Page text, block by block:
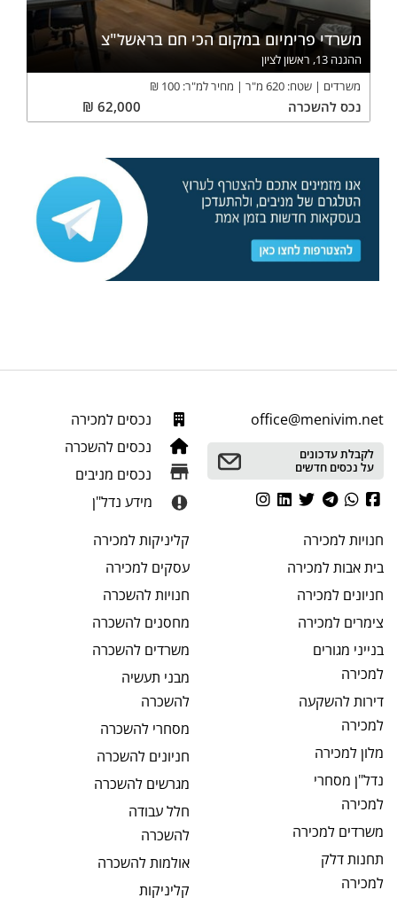
משרדי פרימיום במקום הכי חם בראשל"צ
ההגנה 13, ראשון לציון
משרדים
שטח: 620 מ"ר מחיר למ"ר: 100
₪
נכס להשכרה 62,000
₪
office@menivim.net
לקבלת עדכונים
על נכסים חדשים
נכסים למכירה
נכסים להשכרה
נכסים מניבים
מידע נדל"ן
חנויותלמכירה
בית אבותלמכירה
חניונים למכירה
צימרים למכירה
בנייני מגורים
למכירה
דירות להשקעה
למכירה
מלון למכירה
נדל"ן מסחרי
למכירה
משרדים למכירה
תחנות דלק
למכירה
קליניקותלמכירה
עסקים למכירה
חנויותלהשכרה
מחסנים להשכרה
משרדים להשכרה
מבני תעשיה
להשכרה
מסחרי להשכרה
חניונים להשכרה
מגרשים להשכרה
חלל עבודה
להשכרה
אולמותלהשכרה
קליניקות